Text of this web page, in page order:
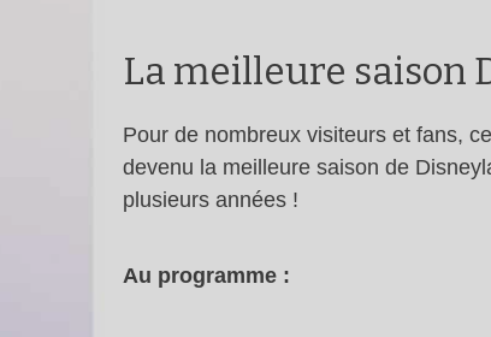
La meilleure saison
Pour de nombreux visiteurs et fans,
devenu la meilleure saison de
plusieurs années !
Au programme :